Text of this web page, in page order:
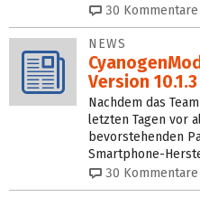
30 Kommentare
NEWS
Version 10.1.3
Nachdem das
letzten Tagen vor
bevorstehenden
Smartphone-
30 Kommentare